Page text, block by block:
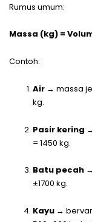
Rumus umum:
Massa (kg) =
Contoh:
Air → massa
kg.
Pasir kering
= 1450 kg.
Batu pecah
±1700 kg.
Kayu →